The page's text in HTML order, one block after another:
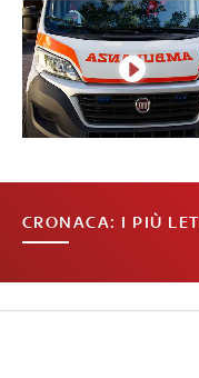
CRONACA: I PIÙ